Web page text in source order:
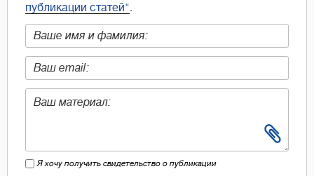
публикации статей".
Я хочу получить свидетельство о публикации